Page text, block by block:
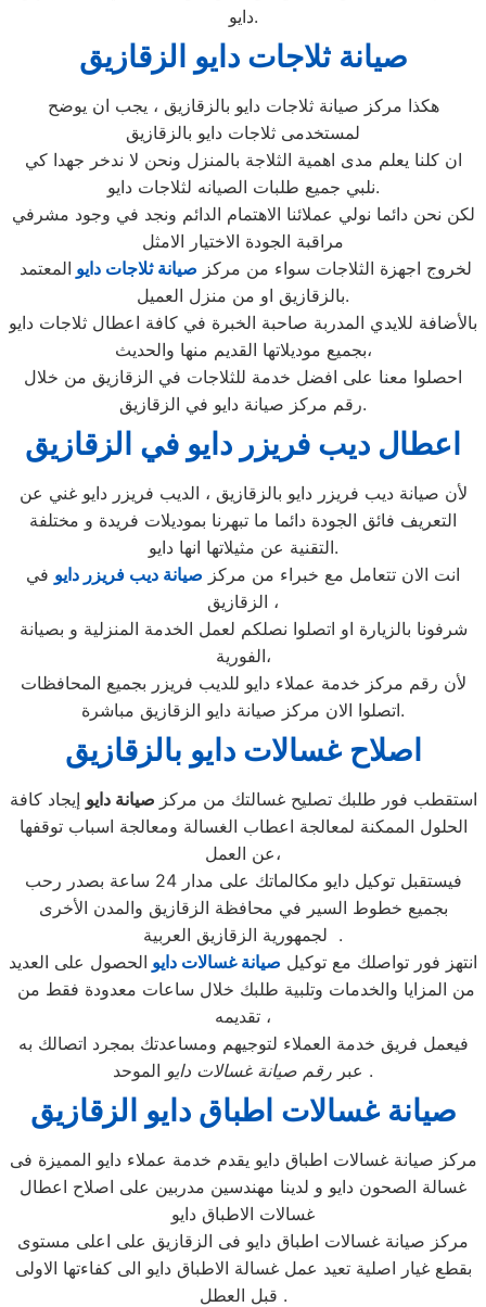
دايو.
صيانة ثلاجات دايو الزقازيق
هكذا مركز صيانة ثلاجات دايو بالزقازيق ، يجب ان يوضح
لمستخدمى ثلاجات دايو بالزقازيق
ان كلنا يعلم مدى اهمية الثلاجة بالمنزل ونحن لا ندخر جهدا كي
نلبي جميع طلبات الصيانه لثلاجات دايو.
لكن نحن دائما نولي عملائنا الاهتمام الدائم ونجد في وجود مشرفي
مراقبة الجودة الاختيار الامثل
لخروج اجهزة الثلاجات سواء من مركز صيانة ثلاجات دايو المعتمد
بالزقازيق او من منزل العميل.
بالأضافة للايدي المدربة صاحبة الخبرة في كافة اعطال ثلاجات دايو
بجميع موديلاتها القديم منها والحديث،
احصلوا معنا على افضل خدمة للثلاجات في الزقازيق من خلال
رقم مركز صيانة دايو في الزقازيق.
اعطال ديب فريزر دايو في الزقازيق
لأن صيانة ديب فريزر دايو بالزقازيق ، الديب فريزر دايو غني عن
التعريف فائق الجودة دائما ما تبهرنا بموديلات فريدة و مختلفة
التقنية عن مثيلاتها انها دايو.
انت الان تتعامل مع خبراء من مركز صيانة ديب فريزر دايو في
الزقازيق ،
شرفونا بالزيارة او اتصلوا نصلكم لعمل الخدمة المنزلية و بصيانة
الفورية،
لأن رقم مركز خدمة عملاء دايو للديب فريزر بجميع المحافظات
اتصلوا الان مركز صيانة دايو الزقازيق مباشرة.
اصلاح غسالات دايو بالزقازيق
استقطب فور طلبك تصليح غسالتك من مركز صيانة دايو إيجاد كافة
الحلول الممكنة لمعالجة اعطاب الغسالة ومعالجة اسباب توقفها
عن العمل،
فيستقبل توكيل دايو مكالماتك على مدار 24 ساعة بصدر رحب
بجميع خطوط السير في محافظة الزقازيق والمدن الأخرى
لجمهورية الزقازيق العربية .
انتهز فور تواصلك مع توكيل صيانة غسالات دايو الحصول على العديد
تقديمه ،
فيعمل فريق خدمة العملاء لتوجيهم ومساعدتك بمجرد اتصالك به
عبر رقم صيانة غسالات دايو الموحد .
صيانة غسالات اطباق دايو الزقازيق
مركز صيانة غسالات اطباق دايو يقدم خدمة عملاء دايو المميزة فى
غسالة الصحون دايو و لدينا مهندسين مدربين على اصلاح اعطال
غسالات الاطباق دايو
مركز صيانة غسالات اطباق دايو فى الزقازيق على اعلى مستوى
بقطع غيار اصلية تعيد عمل غسالة الاطباق دايو الى كفاءتها الاولى
قبل العطل .